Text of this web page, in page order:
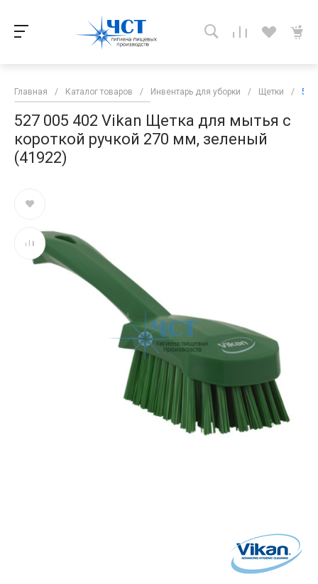
Главная / Каталог товаров / Инвентарь для уборки / Щетки / 527
527 005 402 Vikan Щетка для мытья с
короткой ручкой 270 мм, зеленый
(41922)